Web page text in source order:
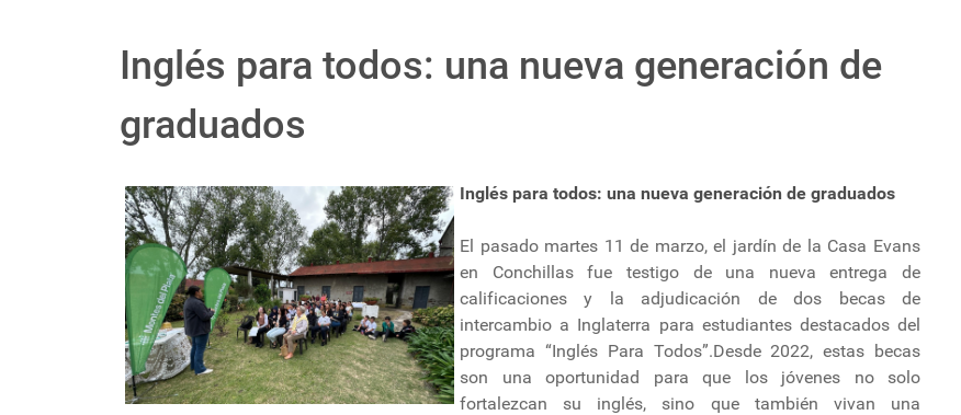
Inglés para todos: una nueva generación de
graduados
Inglés para todos: una nueva generación de graduados
El pasado martes 11 de marzo, el jardín de la Casa Evans
en Conchillas fue testigo de una nueva entrega de
calificaciones y la adjudicación de dos becas de
intercambio a Inglaterra para estudiantes destacados del
programa “Inglés Para Todos”.Desde 2022, estas becas
son una oportunidad para que los jóvenes no solo
fortalezcan su inglés, sino que también vivan una